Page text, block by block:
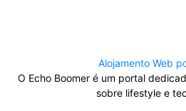
Alojamento Web
O Echo Boomer é um portal
sobre lifestyle e